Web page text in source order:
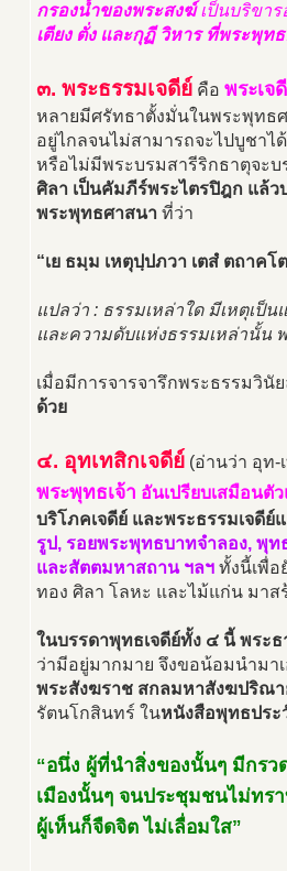
กรองนํ้าของพระสงฆ์เป็นบริขาร
เตียง ตั่ง และกุฏี วิหาร ที่พระพุท
๓. พระธรรมเจดีย์ คือ พระเจ
หลายมีศรัทธาตั้งมั่นในพระพุทธศ
อยู่ไกลจนไม่สามารถจะไปบูชาไ
หรือไม่มีพระบรมสารีริกธาตุจะบ
ศิลา เป็นคัมภีร์พระไตรปิฎก แล้ว
พระพุทธศาสนา ที่ว่า
“เย ธมฺม เหตุปฺปภวา เตสํ ตถาค
แปลว่า : ธรรมเหล่าใด มีเหตุเป็
และความดับแห่งธรรมเหล่านั้น
เมื่อมีการจารจารึกพระธรรมวินั
ด้วย
๔. อุทเทสิกเจดีย์ (อ่านว่า อุท-
พระพุทธเจ้า อันเปรียบเสมือนตั
บริโภคเจดีย์ และพระธรรมเจดีย์
รูป, รอยพระพุทธบาทจำลอง, พุ
และสัตตมหาสถาน ฯลฯ ทั้งนี้เพื่อ
ทอง ศิลา โลหะ และไม้แก่น มาส
ในบรรดาพุทธเจดีย์ทั้ง ๔ นี้ พระ
ว่ามีอยู่มากมาย จึงขอน้อมนำมา
พระสังฆราช สกลมหาสังฆปริณา
รัตนโกสินทร์ ในหนังสือพุทธประ
“อนึ่ง ผู้ที่นำสิ่งของนั้นๆ มีกร
เมืองนั้นๆ จนประชุมชนไม่ทร
ผู้เห็นก็จืดจิต ไม่เลื่อมใส”